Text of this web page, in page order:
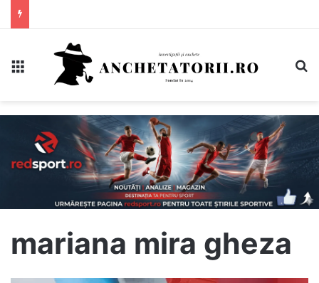
mariana mira gheza